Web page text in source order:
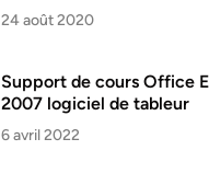
24 août 2020
Support de cours Office
2007 logiciel de tableur
6 avril 2022